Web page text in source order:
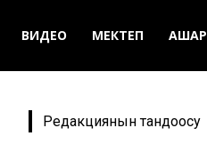
ВИДЕО МЕКТЕП АШАР
Редакциянын тандоосу